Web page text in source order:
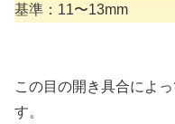
基準：11〜13mm
この目の開き具合によ
す。